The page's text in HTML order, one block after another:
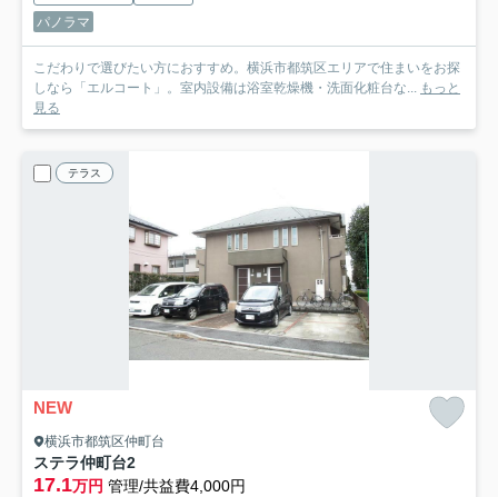
パノラマ
こだわりで選びたい方におすすめ。横浜市都筑区エリアで住まいをお探
しなら「エルコート」。室内設備は浴室乾燥機・洗面化粧台な...
もっと
見る
テラス
NEW
横浜市都筑区仲町台
ステラ仲町台2
17.1万円 管理/共益費4,000円